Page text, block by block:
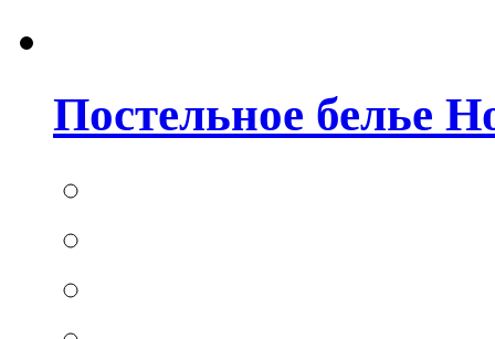
Постельное белье